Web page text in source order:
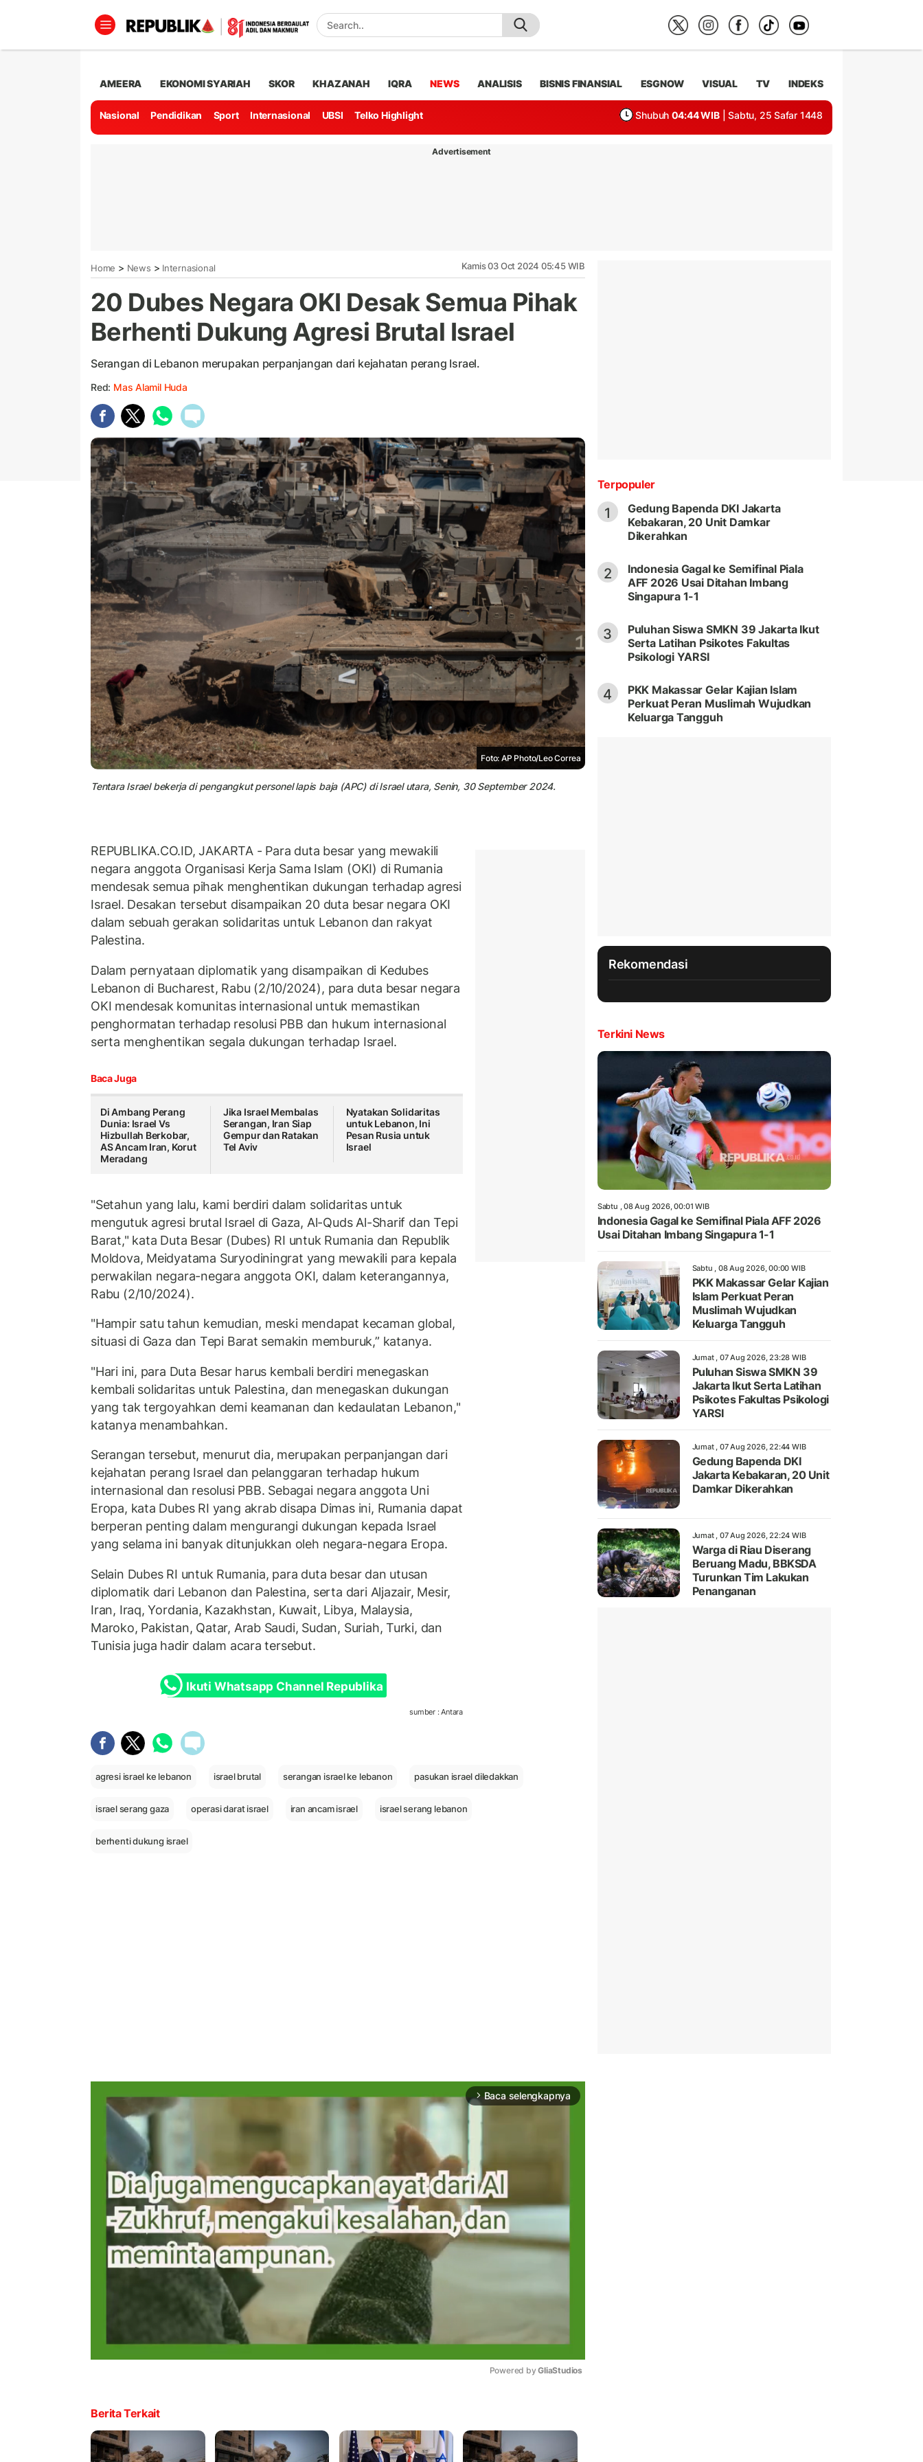
AMEERA EKONOMI SYARIAH SKOR KHAZANAH IQRA NEWS ANALISIS BISNIS FINANSIAL ESGNOW VISUAL TV INDEKS
Nasional Pendidikan Sport Internasional UBSI Telko Highlight Shubuh 04:44 WIB | Sabtu, 25 Safar 1448
Advertisement
Home > News > Internasional Kamis 03 Oct 2024 05:45 WIB
20 Dubes Negara OKI Desak Semua Pihak
Berhenti Dukung Agresi Brutal Israel
Serangan di Lebanon merupakan perpanjangan dari kejahatan perang Israel.
Red: Mas Alamil Huda
Foto: AP Photo/Leo Correa
Tentara Israel bekerja di pengangkut personel lapis baja (APC) di Israel utara, Senin, 30 September 2024.
REPUBLIKA.CO.ID, JAKARTA - Para duta besar yang mewakili
negara anggota Organisasi Kerja Sama Islam (OKI) di Rumania
mendesak semua pihak menghentikan dukungan terhadap agresi
Israel. Desakan tersebut disampaikan 20 duta besar negara OKI
dalam sebuah gerakan solidaritas untuk Lebanon dan rakyat
Palestina.
Dalam pernyataan diplomatik yang disampaikan di Kedubes
Lebanon di Bucharest, Rabu (2/10/2024), para duta besar negara
OKI mendesak komunitas internasional untuk memastikan
penghormatan terhadap resolusi PBB dan hukum internasional
serta menghentikan segala dukungan terhadap Israel.
Baca Juga
Di Ambang Perang
Dunia: Israel Vs
Hizbullah Berkobar,
AS Ancam Iran, Korut
Meradang
Jika Israel Membalas
Serangan, Iran Siap
Gempur dan Ratakan
Tel Aviv
Nyatakan Solidaritas
untuk Lebanon, Ini
Pesan Rusia untuk
Israel
"Setahun yang lalu, kami berdiri dalam solidaritas untuk
mengutuk agresi brutal Israel di Gaza, Al-Quds Al-Sharif dan Tepi
Barat," kata Duta Besar (Dubes) RI untuk Rumania dan Republik
Moldova, Meidyatama Suryodiningrat yang mewakili para kepala
perwakilan negara-negara anggota OKI, dalam keterangannya,
Rabu (2/10/2024).
"Hampir satu tahun kemudian, meski mendapat kecaman global,
situasi di Gaza dan Tepi Barat semakin memburuk,” katanya.
"Hari ini, para Duta Besar harus kembali berdiri menegaskan
kembali solidaritas untuk Palestina, dan menegaskan dukungan
yang tak tergoyahkan demi keamanan dan kedaulatan Lebanon,"
katanya menambahkan.
Serangan tersebut, menurut dia, merupakan perpanjangan dari
kejahatan perang Israel dan pelanggaran terhadap hukum
internasional dan resolusi PBB. Sebagai negara anggota Uni
Eropa, kata Dubes RI yang akrab disapa Dimas ini, Rumania dapat
berperan penting dalam mengurangi dukungan kepada Israel
yang selama ini banyak ditunjukkan oleh negara-negara Eropa.
Selain Dubes RI untuk Rumania, para duta besar dan utusan
diplomatik dari Lebanon dan Palestina, serta dari Aljazair, Mesir,
Iran, Iraq, Yordania, Kazakhstan, Kuwait, Libya, Malaysia,
Maroko, Pakistan, Qatar, Arab Saudi, Sudan, Suriah, Turki, dan
Tunisia juga hadir dalam acara tersebut.
Ikuti Whatsapp Channel Republika
sumber : Antara
agresi israel ke lebanon israel brutal serangan israel ke lebanon pasukan israel diledakkan
israel serang gaza operasi darat israel iran ancam israel israel serang lebanon
berhenti dukung israel
arrow_forward_ios Baca selengkapnya
Powered by GliaStudios
Berita Terkait
Terpopuler
1
Gedung Bapenda DKI Jakarta
Kebakaran, 20 Unit Damkar
Dikerahkan
2
Indonesia Gagal ke Semifinal Piala
AFF 2026 Usai Ditahan Imbang
Singapura 1-1
3
Puluhan Siswa SMKN 39 Jakarta Ikut
Serta Latihan Psikotes Fakultas
Psikologi YARSI
4
PKK Makassar Gelar Kajian Islam
Perkuat Peran Muslimah Wujudkan
Keluarga Tangguh
Rekomendasi
Terkini News
Sabtu , 08 Aug 2026, 00:01 WIB
Indonesia Gagal ke Semifinal Piala AFF 2026
Usai Ditahan Imbang Singapura 1-1
Sabtu , 08 Aug 2026, 00:00 WIB
PKK Makassar Gelar Kajian
Islam Perkuat Peran
Muslimah Wujudkan
Keluarga Tangguh
Jumat , 07 Aug 2026, 23:28 WIB
Puluhan Siswa SMKN 39
Jakarta Ikut Serta Latihan
Psikotes Fakultas Psikologi
YARSI
Jumat , 07 Aug 2026, 22:44 WIB
Gedung Bapenda DKI
Jakarta Kebakaran, 20 Unit
Damkar Dikerahkan
Jumat , 07 Aug 2026, 22:24 WIB
Warga di Riau Diserang
Beruang Madu, BBKSDA
Turunkan Tim Lakukan
Penanganan